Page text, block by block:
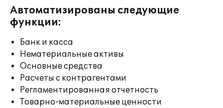
Автоматизированы следующие
функции:
Банк и касса
Нематериальные активы
Основные средства
Расчеты с контрагентами
Регламентированная отчетность
Товарно-материальные ценности